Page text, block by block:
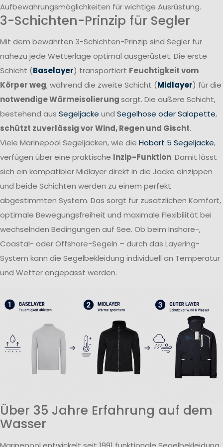
Aufbewahrungsmöglichkeiten für wichtige Ausrüstung.
3-Schichten-Prinzip für Segler
Mit dem bewährten 3-Schichten-Prinzip sind Segler für
nahezu jede Wetterlage optimal ausgerüstet. Die erste
Schicht (Baselayer) transportiert Feuchtigkeit vom
Körper weg, während die zweite Schicht (Midlayer) für die
notwendige Wärmeisolierungsorgt. Die äußere Schicht,
bestehend aus Segeljacke und Segelhose oder Salopette,
schützt zuverlässig vor Wind, Regen und Gischt.
Viele Marinepool Segeljacken, wie die Hobart 5 Segeljacke,
verfügen über eine praktische Inzip-Funktion. Damit lässt
sich ein kompatibler Midlayer direkt in die Jacke einzippen
und beide Schichten werden zu einem perfekt
abgestimmten System. Das sorgt für zusätzlichen Komfort,
optimale Bewegungsfreiheit und maximale Flexibilität bei
wechselnden Bedingungen auf See. Ob beim Inshore-,
Coastal- oder Offshore-Segeln – durch das Layering-
System kann die Segelbekleidung individuell an Temperatur
und Wetter angepasst werden.
Über 35 Jahre Erfahrung auf dem
Wasser